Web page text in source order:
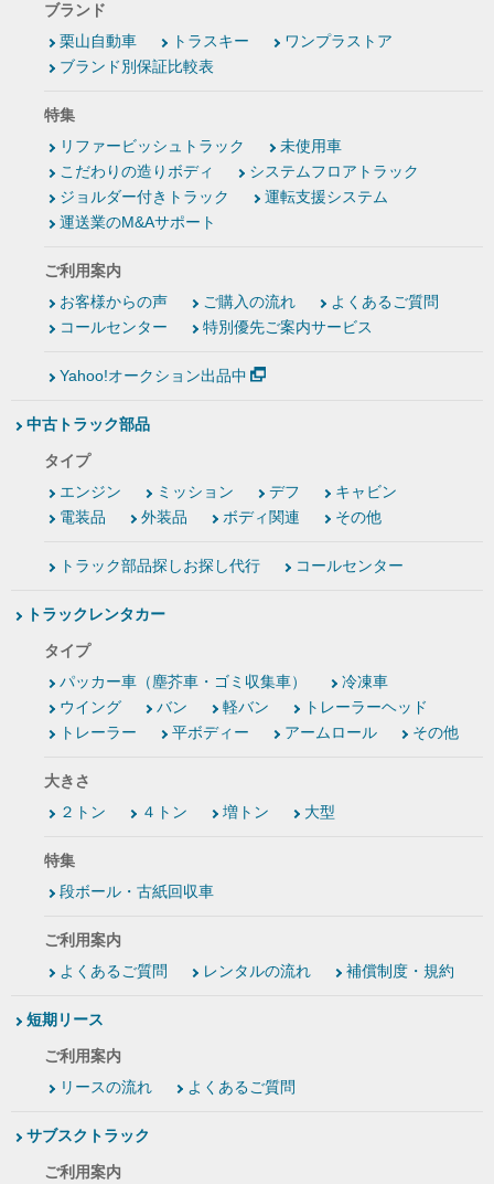
ブランド
栗山自動車
トラスキー
ワンプラストア
ブランド別保証比較表
特集
リファービッシュトラック
未使用車
こだわりの造りボディ
システムフロアトラック
ジョルダー付きトラック
運転支援システム
運送業のM&Aサポート
ご利用案内
お客様からの声
ご購入の流れ
よくあるご質問
コールセンター
特別優先ご案内サービス
Yahoo!オークション出品中
中古トラック部品
タイプ
エンジン
ミッション デフ
キャビン
電装品
外装品 ボディ関連 その他
トラック部品探しお探し代行 コールセンター
トラックレンタカー
タイプ
パッカー車（塵芥車・ゴミ収集車）
冷凍車
ウイング
バン 軽バン
トレーラーヘッド
トレーラー
平ボディー アームロール その他
大きさ
２トン
４トン 増トン 大型
特集
段ボール・古紙回収車
ご利用案内
よくあるご質問
レンタルの流れ 補償制度・規約
短期リース
ご利用案内
リースの流れ
よくあるご質問
サブスクトラック
ご利用案内